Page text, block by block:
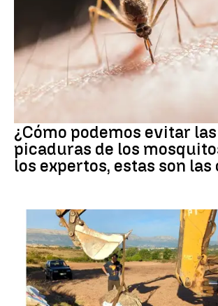
¿Cómo podemos evitar las
picaduras de los
los expertos, estas son las